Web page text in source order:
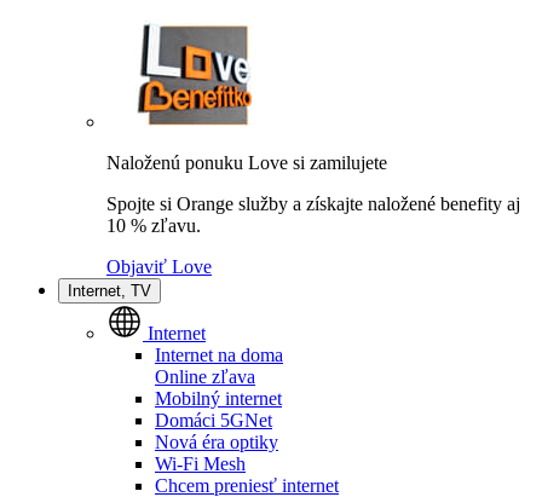
Naloženú ponuku Love si zamilujete
Spojte si Orange služby a získajte naložené benefity aj
10 % zľavu.
Objaviť Love
Internet, TV
Internet
Internet na doma
Online zľava
Mobilný internet
Domáci 5GNet
Nová éra optiky
Wi-Fi Mesh
Chcem preniesť internet